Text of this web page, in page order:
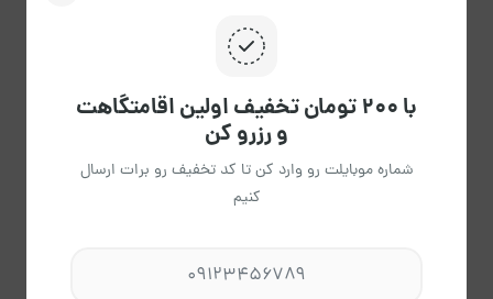
خباز
عضویت از خرداد 1405
درباره میزبان
با ۲۰۰ تومان تخفیف اولین اقامتگاهت
و رزرو کن
شماره موبایلت رو وارد کن تا کد تخفیف رو برات ارسال
کنیم